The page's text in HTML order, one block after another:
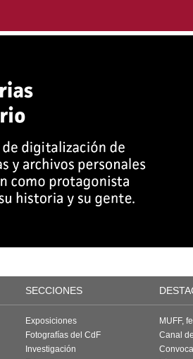
SECCIONES
Exposiciones
Fotografías del CdF
Investigación
MUFF,
Canal